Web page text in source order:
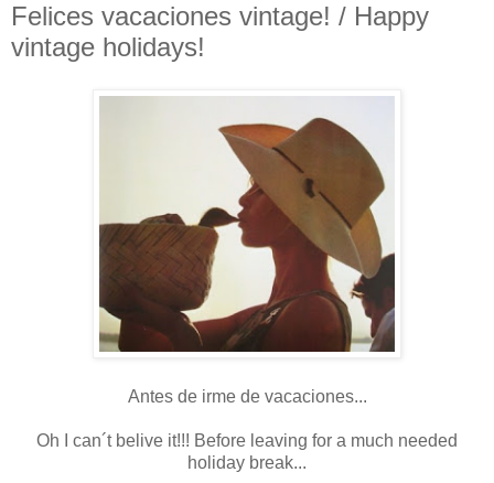
Felices vacaciones vintage! / Happy
vintage holidays!
Antes de irme de vacaciones...
Oh I can´t belive it!!! Before leaving for a much needed
holiday break...